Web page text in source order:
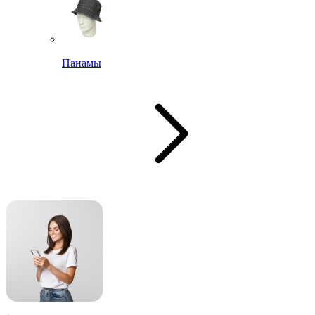
Панамы